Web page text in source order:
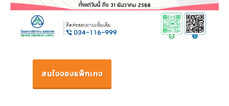
สนใจจองแพ็กเกจ